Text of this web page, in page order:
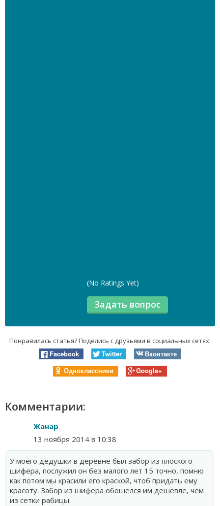
(No Ratings Yet)
Понравилась статья? Поделись с друзьями в социальных сетях:
Facebook Twitter
Вконтакте
Одноклассники
Google+
Комментарии:
Жанар
13 ноября 2014 в 10:38
У моего дедушки в деревне был забор из плоского
шифера, послужил он без малого лет 15 точно, помню
как потом мы красили его краской, чтоб придать ему
красоту. Забор из шифера обошелся им дешевле, чем
из сетки рабицы.